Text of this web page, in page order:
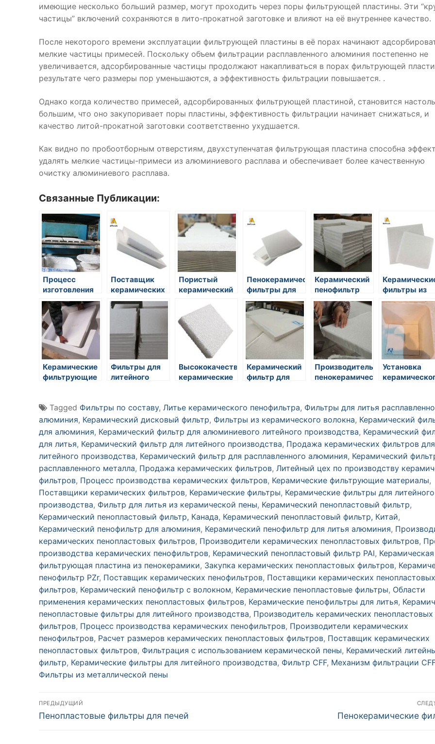
имеющие несколько больший размер, могут проходить через поры фильтрующей пластины. Эти
частицы” включений сохраняются в лито-прокатной заготовке и влияют на её внутреннее качество.
После некоторого времени эксплуатации фильтрующей пластины в её порах начинают
мелкие частицы примесей. Поскольку объем фильтрации расплавленного алюминия постепенно не
увеличивается, адсорбированные частицы продолжают накапливаться в порах фильтрующей
результате чего размеры пор уменьшаются, а эффективность фильтрации повышается. .
Однако когда количество примесей, адсорбированных фильтрующей пластиной, становится
большим, что оно закупоривает поры пластины, эффективность фильтрации начинает снижаться, и
качество литой-прокатной заготовки соответственно ухудшается.
Как видно по пробоотборным отверстиям, двухступенчатая фильтрующая пластина способна
удалять мелкие частицы-примеси из алюминиевого расплава и обеспечивает более качественную
очистку алюминиевого расплава.
Связанные Публикации:
Процесс
изготовления
пенокерамических
фильтров
Поставщик
керамических
пенопластовых
фильтров
Пористый
керамический
Пенокерамические
фильтры для
литья
Керамический
пенофильтр
для литья
алюминия
фильтры из
алюминия
Керамические
фильтрующие
Фильтры для
литейного
Высококачественные
керамические
Керамический
фильтр для
Производитель
пенокерамических
Установка
Tagged Фильтры по составу, Литье керамического пенофильтра, Фильтры для литья
алюминия, Керамический дисковый фильтр, Фильтры из керамического волокна, Керамический
для алюминия, Керамический фильтр для алюминиевого литейного производства, Керамический
для литья, Керамический фильтр для литейного производства, Продажа керамических фильтров для
литейного производства, Керамический фильтр для расплавленного алюминия, Керамический
расплавленного металла, Продажа керамических фильтров, Литейный цех по производству
фильтров, Процесс производства керамических фильтров, Керамические фильтрующие материалы,
Поставщики керамических фильтров, Керамические фильтры, Керамические фильтры для литейного
производства, Фильтр для литья из керамической пены, Керамический пенопластовый фильтр,
Керамический пенопластовый фильтр, Канада, Керамический пенопластовый фильтр, Китай,
Керамический пенофильтр для алюминия, Керамический пенофильтр для литья алюминия,
керамических пенопластовых фильтров, Производители керамических пенопластовых фильтров,
производства керамических пенофильтров, Керамический пенопластовый фильтр PAl, Керамическая
фильтрующая пластина из пенокерамики, Закупка керамических пенопластовых фильтров,
пенофильтр PZr, Поставщик керамических пенофильтров, Поставщики керамических пенопластовых
фильтров, Керамический пенофильтр с волокном, Керамические пенопластовые фильтры, Области
применения керамических пенопластовых фильтров, Керамические пенофильтры для литья,
пенопластовые фильтры для литейного производства, Производитель керамических пенопластовых
фильтров, Процесс производства керамических пенофильтров, Производители керамических
пенофильтров, Расчет размеров керамических пенопластовых фильтров, Поставщик керамических
пенопластовых фильтров, Фильтрация с использованием керамической пены, Керамический
фильтр, Керамические фильтры для литейного производства, Фильтр CFF, Механизм фильтрации CFF
Фильтры из металлической пены
Навигация
по
ПРЕДЫДУЩИЙ
Предыдущий
Пенопластовые фильтры для печей
Следующий
Пенокерамические